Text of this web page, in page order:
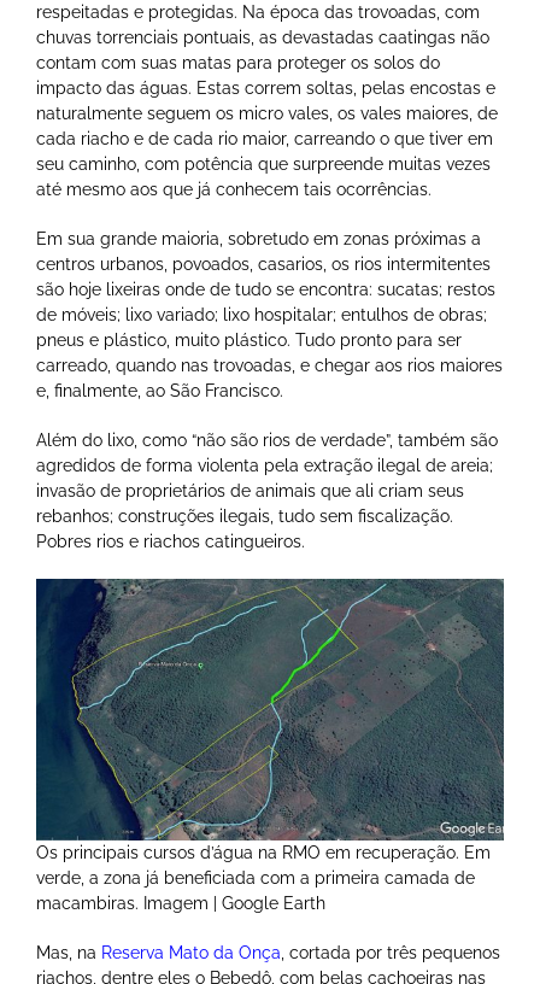
respeitadas e protegidas. Na época das trovoadas, com
chuvas torrenciais pontuais, as devastadas caatingas não
contam com suas matas para proteger os solos do
impacto das águas. Estas correm soltas, pelas encostas e
naturalmente seguem os micro vales, os vales maiores, de
cada riacho e de cada rio maior, carreando o que tiver em
seu caminho, com potência que surpreende muitas vezes
até mesmo aos que já conhecem tais ocorrências.
Em sua grande maioria, sobretudo em zonas próximas a
centros urbanos, povoados, casarios, os rios intermitentes
são hoje lixeiras onde de tudo se encontra: sucatas; restos
de móveis; lixo variado; lixo hospitalar; entulhos de obras;
pneus e plástico, muito plástico. Tudo pronto para ser
carreado, quando nas trovoadas, e chegar aos rios maiores
e, finalmente, ao São Francisco.
Além do lixo, como “não são rios de verdade”, também são
agredidos de forma violenta pela extração ilegal de areia;
invasão de proprietários de animais que ali criam seus
rebanhos; construções ilegais, tudo sem fiscalização.
Pobres rios e riachos catingueiros.
Os principais cursos d’água na RMO em recuperação. Em
verde, a zona já beneficiada com a primeira camada de
macambiras. Imagem | Google Earth
Mas, na Reserva Mato da Onça , cortada por três pequenos
riachos, dentre eles o Bebedô, com belas cachoeiras nas